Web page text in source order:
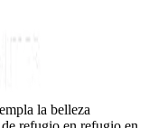
la belleza